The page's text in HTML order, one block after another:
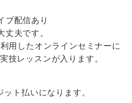
ブ配信あり
夫です。
用したオンラインセミナーに
技レッスンが入ります。
ト払いになります。